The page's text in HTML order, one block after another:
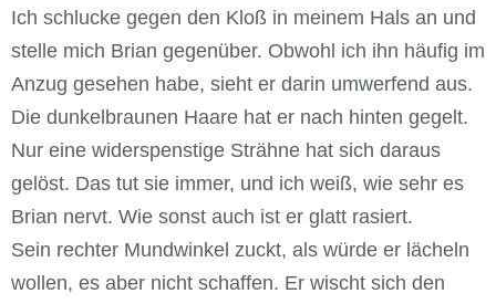
Ich schlucke gegen den Kloß in meinem Hals an und
stelle mich Brian gegenüber. Obwohl ich ihn häufig im
Anzug gesehen habe, sieht er darin umwerfend aus.
Die dunkelbraunen Haare hat er nach hinten gegelt.
Nur eine widerspenstige Strähne hat sich daraus
gelöst. Das tut sie immer, und ich weiß, wie sehr es
Brian nervt. Wie sonst auch ist er glatt rasiert.
Sein rechter Mundwinkel zuckt, als würde er lächeln
wollen, es aber nicht schaffen. Er wischt sich den